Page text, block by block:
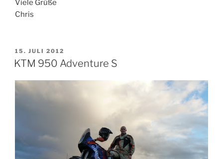
Viele Grüße
Chris
VERÖFFENTLICHT
AM
15. JULI 2012
KTM 950 Adventure S